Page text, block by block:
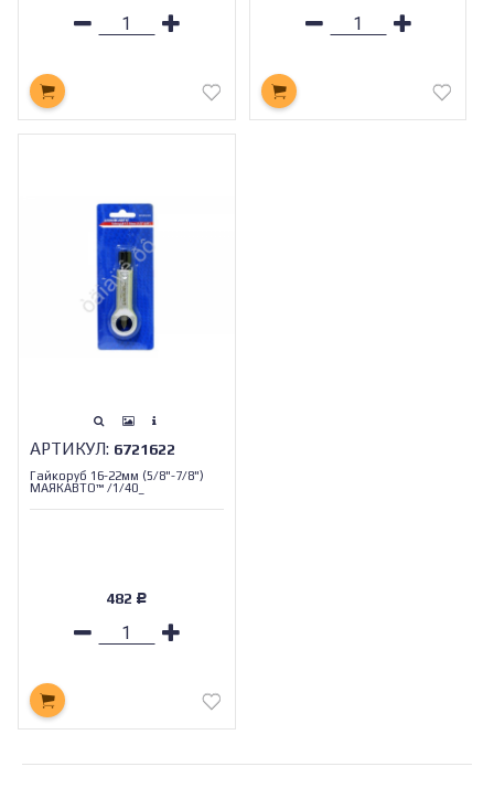
АРТИКУЛ: 6721622
Гайкоруб 16-22мм (5/8"-7/8")
МАЯКАВТО™ /1/40_
482 Р